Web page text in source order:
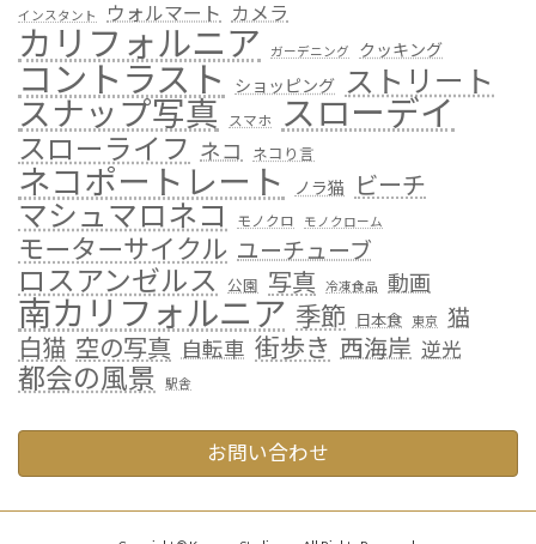
インスタント ウォルマート カメラ
カリフォルニア ガーデニング クッキング
コントラスト ショッピング ストリート
スナップ写真 スマホ スローデイ
スローライフ ネコ ネコり言
ネコポートレート ノラ猫 ビーチ
マシュマロネコ モノクロ モノクローム
モーターサイクル ユーチューブ
ロスアンゼルス 公園 写真 冷凍食品 動画
南カリフォルニア 季節 日本食 東京 猫
白猫 空の写真 自転車 街歩き 西海岸 逆光
都会の風景 駅舎
お問い合わせ